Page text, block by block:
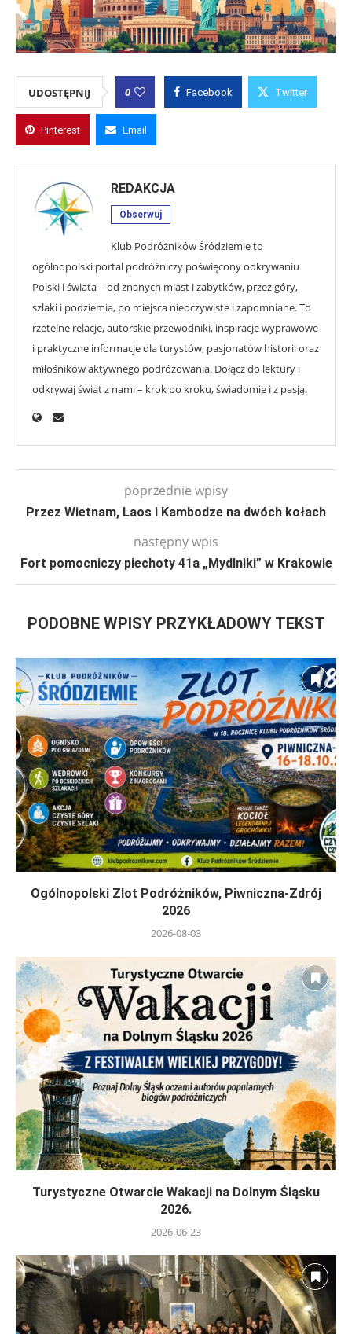
UDOSTĘPNIJ 0 Facebook Twitter
Pinterest Email
REDAKCJA
Obserwuj
Klub Podróżników Śródziemie to
ogólnopolski portal podróżniczy poświęcony odkrywaniu
Polski i świata – od znanych miast i zabytków, przez góry,
szlaki i podziemia, po miejsca nieoczywiste i zapomniane. To
rzetelne relacje, autorskie przewodniki, inspiracje wyprawowe
i praktyczne informacje dla turystów, pasjonatów historii oraz
miłośników aktywnego podróżowania. Dołącz do lektury i
odkrywaj świat z nami – krok po kroku, świadomie i z pasją.
poprzednie wpisy
Przez Wietnam, Laos i Kambodze na dwóch kołach
następny wpis
Fort pomocniczy piechoty 41a „Mydlniki” w Krakowie
PODOBNE WPISY PRZYKŁADOWY TEKST
Ogólnopolski Zlot Podróżników, Piwniczna-Zdrój
2026
2026-08-03
Turystyczne Otwarcie Wakacji na Dolnym Śląsku
2026.
2026-06-23